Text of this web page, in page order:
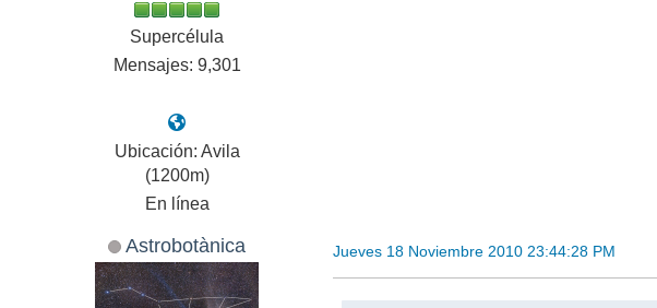
Supercélula
Mensajes: 9,301
Ubicación: Avila
(1200m)
En línea
Astrobotànica Jueves 18 Noviembre 2010 23:44:28 PM